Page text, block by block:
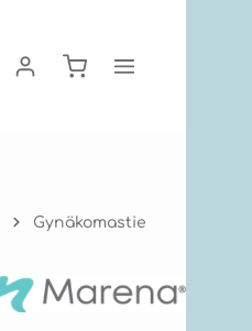
Warenkorb enthält
Gynäkomastie